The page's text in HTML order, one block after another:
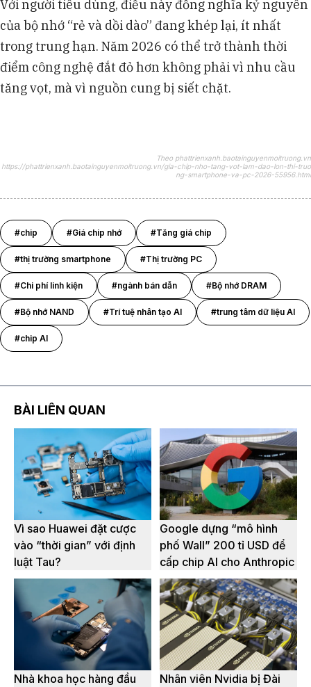
Với người tiêu dùng, điều này đồng nghĩa kỷ nguyên
của bộ nhớ “rẻ và dồi dào” đang khép lại, ít nhất
trong trung hạn. Năm 2026 có thể trở thành thời
điểm công nghệ đắt đỏ hơn không phải vì nhu cầu
tăng vọt, mà vì nguồn cung bị siết chặt.
Theo phattrienxanh.baotainguyenmoitruong.vn
https://phattrienxanh.baotainguyenmoitruong.vn/gia-chip-nho-tang-vot-lam-dao-lon-thi-truo
ng-smartphone-va-pc-2026-55956.html
#chip #Giá chip nhớ #Tăng giá chip
#thị trường smartphone #Thị trường PC
#Chi phí linh kiện #ngành bán dẫn #Bộ nhớ DRAM
#Bộ nhớ NAND #Trí tuệ nhân tạo AI #trung tâm dữ liệu AI
#chip AI
BÀI LIÊN QUAN
Vì sao Huawei đặt cược
vào “thời gian” với định
luật Tau?
Google dựng “mô hình
phố Wall” 200 tỉ USD để
cấp chip AI cho Anthropic
Nhà khoa học hàng đầu
Nhân viên Nvidia bị Đài